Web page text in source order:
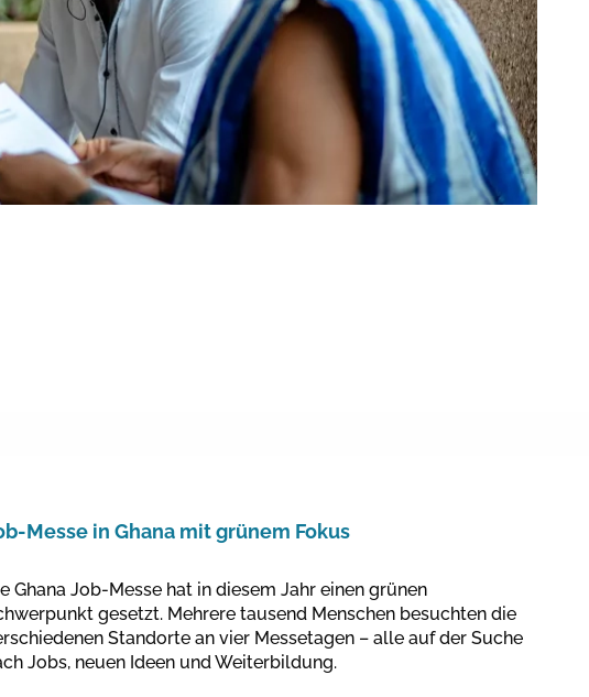
Messe in Ghana mit grünem Fokus
Ghana Job-Messe hat in diesem Jahr einen grünen
gesetzt. Mehrere tausend Menschen besuchten die
Standorte an vier Messetagen – alle auf der Suche
Jobs, neuen Ideen und Weiterbildung.